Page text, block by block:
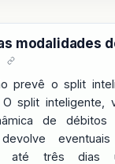
modalidades
prevê o split
split inteligente,
de
até três dias